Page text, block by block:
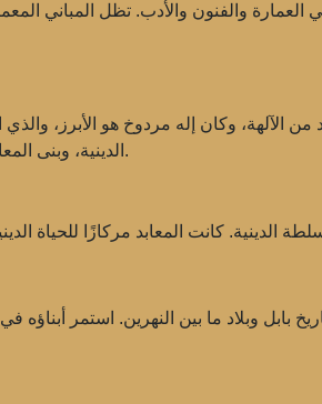
والفنون والأدب. تظل المباني
من الآلهة، وكان إله مردوخ هو الأبرز،
الدينية، وبنى المعابد، وأجرى الطقوس، مما عزز من سلطته ومكانته.
أثرًا عميقًا في تاريخ بابل وبلاد ما بين النهرين.